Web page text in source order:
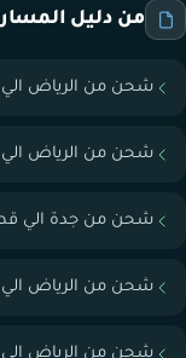
من دليل
شحن من الرياض الي
شحن من الرياض
شحن من جدة الي
شحن من الرياض الي
شحن من الرياض الي